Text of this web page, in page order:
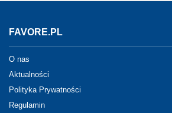
FAVORE.PL
O nas
Aktualności
Polityka Prywatności
Regulamin